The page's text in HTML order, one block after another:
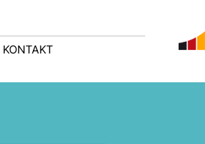
KONTAKT